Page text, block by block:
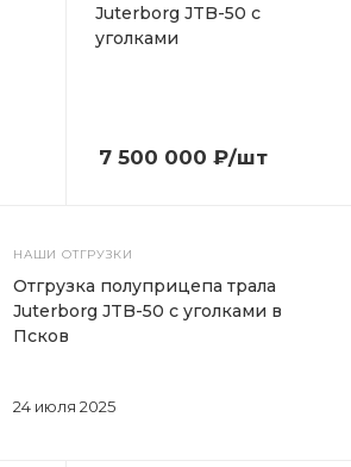
Juterborg JTB-50 с
уголками
7 500 000 ₽/шт
НАШИ ОТГРУЗКИ
24 июля 2025
Отгрузка полуприцепа трала
Juterborg JTB-50 с уголками в
Псков